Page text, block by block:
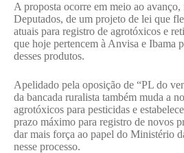
A proposta ocorre em meio ao avanço,
Deputados, de um projeto de lei que
atuais para registro de agrotóxicos e
que hoje pertencem à Anvisa e Ibama
desses produtos.
Apelidado pela oposição de “PL do
da bancada ruralista também muda a
agrotóxicos para pesticidas e
prazo máximo para registro de novos
dar mais força ao papel do Ministério
nesse processo.